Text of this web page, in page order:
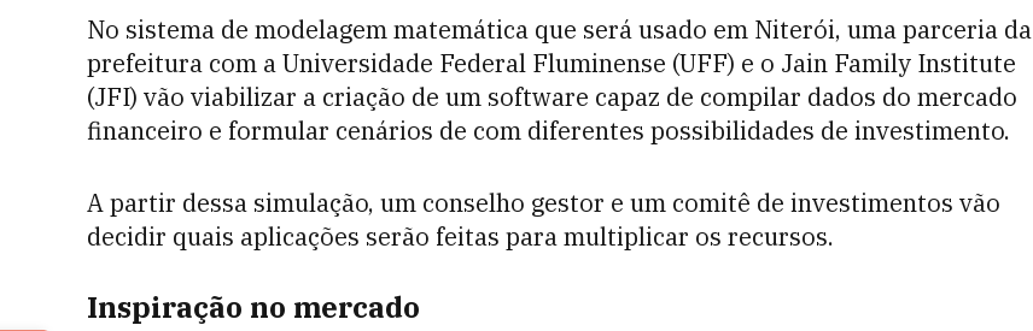
No sistema de modelagem matemática que será usado em Niterói, uma parceria da
prefeitura com a Universidade Federal Fluminense (UFF) e o Jain Family Institute
(JFI) vão viabilizar a criação de um software capaz de compilar dados do mercado
financeiro e formular cenários de com diferentes possibilidades de investimento.
A partir dessa simulação, um conselho gestor e um comitê de investimentos vão
decidir quais aplicações serão feitas para multiplicar os recursos.
Inspiração no mercado